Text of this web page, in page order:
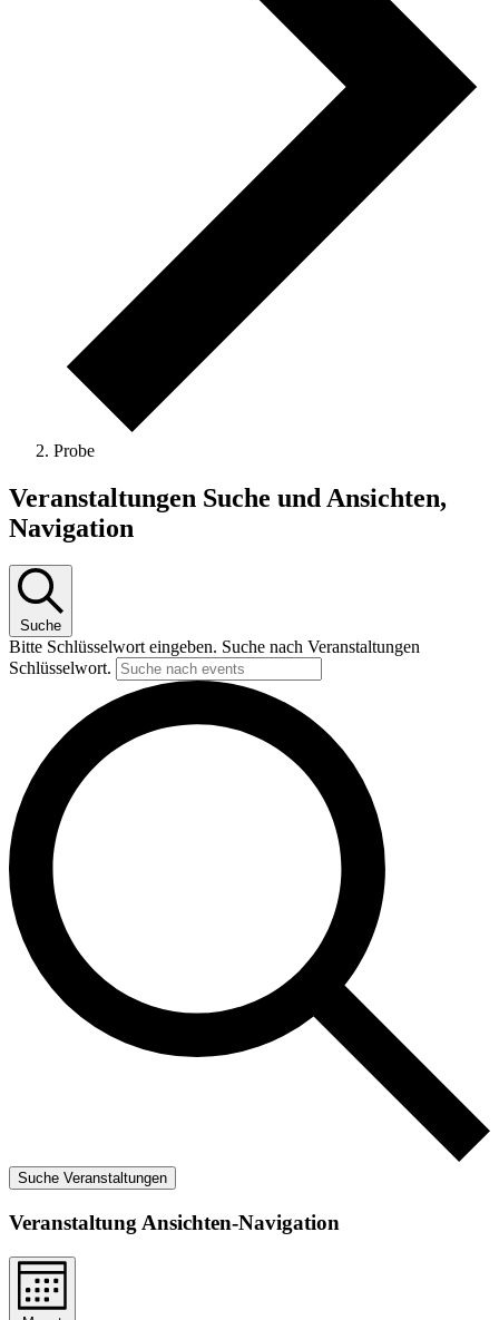
Probe
Veranstaltungen
Veranstaltungen Suche und Ansichten,
Navigation
Suche
Bitte Schlüsselwort eingeben. Suche nach Veranstaltungen
Schlüsselwort.
Suche Veranstaltungen
Veranstaltung Ansichten-Navigation